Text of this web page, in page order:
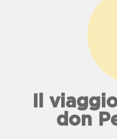
Il
don